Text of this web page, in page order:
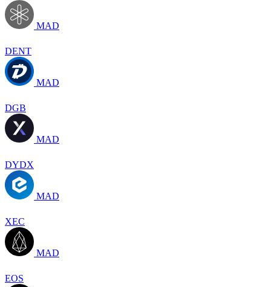
MAD
DENT
MAD
DGB
MAD
DYDX
MAD
XEC
MAD
EOS